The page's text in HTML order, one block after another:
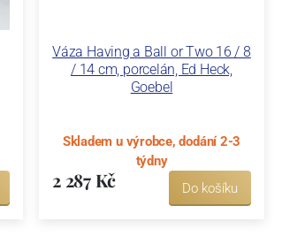
Váza Having a Ball or Two 16 / 8
/ 14 cm, porcelán, Ed Heck,
Goebel
Skladem u výrobce, dodání 2-3
týdny
2 287 Kč Do košíku